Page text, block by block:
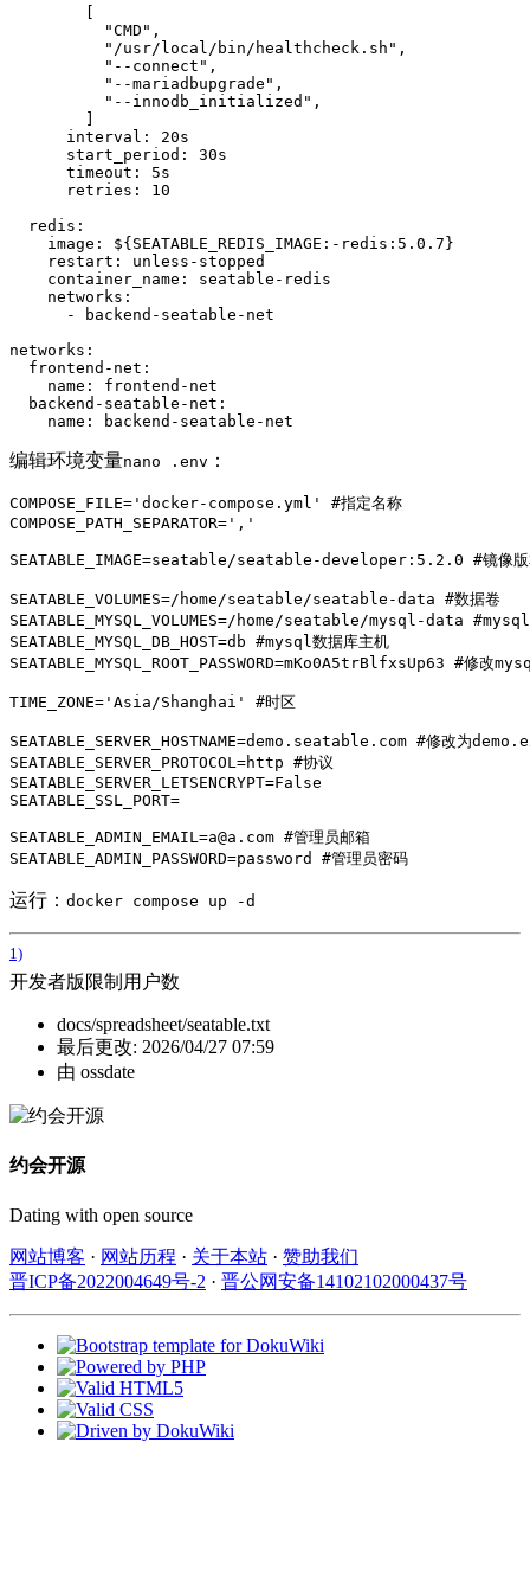
"CMD" ,
"/usr/local/bin/healthcheck.sh" ,
"--connect" ,
"--mariadbupgrade" ,
"--innodb_initialized" ,
      interval
: 20s
      start_period
: 30s
      timeout
: 5s
      retries
:
  redis
:
    image
: ${ SEATABLE_REDIS_IMAGE:-redis:5.0.7 }
    restart
: unless-stopped
    container_name
: seatable-redis
    networks
networks :
  frontend-net
:
    name
: frontend-net
  backend-seatable-net
:
    name
: backend-seatable-net
编辑环境变量nano .env ：
COMPOSE_FILE= 'docker-compose.yml'
COMPOSE_PATH_SEPARATOR= ','
SEATABLE_IMAGE=seatable/seatable-developer:5.2.0 #镜像版
SEATABLE_VOLUMES=/home/seatable/seatable-data #数据卷
SEATABLE_MYSQL_VOLUMES=/home/seatable/mysql-data #mysql
SEATABLE_MYSQL_DB_HOST=db #mysql数据库主机
SEATABLE_MYSQL_ROOT_PASSWORD=mKo0A5trBlfxsUp63 #修改
TIME_ZONE= 'Asia/Shanghai' #时区
SEATABLE_SERVER_HOSTNAME=demo.seatable.com #修改为
SEATABLE_SERVER_PROTOCOL =http #协议
SEATABLE_SERVER_LETSENCRYPT=False
SEATABLE_SSL_PORT=
SEATABLE_ADMIN_EMAIL =a@a.com #管理员邮箱
SEATABLE_ADMIN_PASSWORD=password #管理员密码
运行： docker compose up -d
1)
开发者版限制用户数
docs/spreadsheet/seatable.txt
最后更改: 2026/04/27 07:59
由 ossdate
约会开源
Dating with open source
网站博客 · 网站历程 · 关于本站 · 赞助我们
晋ICP备2022004649号-2 · 晋公网安备14102102000437号